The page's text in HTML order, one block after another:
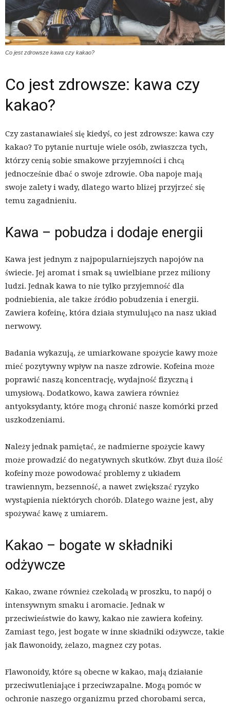
Co jest zdrowsze kawa czy kakao?
Co jest zdrowsze: kawa czy
kakao?
Czy zastanawiałeś się kiedyś, co jest zdrowsze: kawa czy
kakao? To pytanie nurtuje wiele osób, zwłaszcza tych,
którzy cenią sobie smakowe przyjemności i chcą
jednocześnie dbać o swoje zdrowie. Oba napoje mają
swoje zalety i wady, dlatego warto bliżej przyjrzeć się
temu zagadnieniu.
Kawa – pobudza i dodaje energii
Kawa jest jednym z najpopularniejszych napojów na
świecie. Jej aromat i smak są uwielbiane przez miliony
ludzi. Jednak kawa to nie tylko przyjemność dla
podniebienia, ale także źródło pobudzenia i energii.
Zawiera kofeinę, która działa stymulująco na nasz układ
nerwowy.
Badania wykazują, że umiarkowane spożycie kawy może
mieć pozytywny wpływ na nasze zdrowie. Kofeina może
poprawić naszą koncentrację, wydajność fizyczną i
umysłową. Dodatkowo, kawa zawiera również
antyoksydanty, które mogą chronić nasze komórki przed
uszkodzeniami.
Należy jednak pamiętać, że nadmierne spożycie kawy
może prowadzić do negatywnych skutków. Zbyt duża ilość
kofeiny może powodować problemy z układem
trawiennym, bezsenność, a nawet zwiększać ryzyko
wystąpienia niektórych chorób. Dlatego ważne jest, aby
spożywać kawę z umiarem.
Kakao – bogate w składniki
odżywcze
Kakao, zwane również czekoladą w proszku, to napój o
intensywnym smaku i aromacie. Jednak w
przeciwieństwie do kawy, kakao nie zawiera kofeiny.
Zamiast tego, jest bogate w inne składniki odżywcze, takie
jak flawonoidy, żelazo, magnez czy potas.
Flawonoidy, które są obecne w kakao, mają działanie
przeciwutleniające i przeciwzapalne. Mogą pomóc w
ochronie naszego organizmu przed chorobami serca,